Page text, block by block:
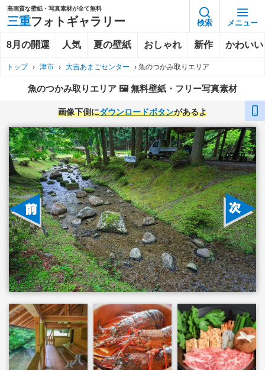
高画質な壁紙・写真素材が全て無料
三重フォトギャラリー 検索 メニュー
8月の開運 人気 夏の壁紙 おしゃれ 新作 かわいい
トップ › 津市 › 大吉あまごセンター › 魚のつかみ取りエリア
魚のつかみ取りエリア 🖼️ 無料壁紙・フリー写真素材
画像下側にダウンロードボタンがあるよ